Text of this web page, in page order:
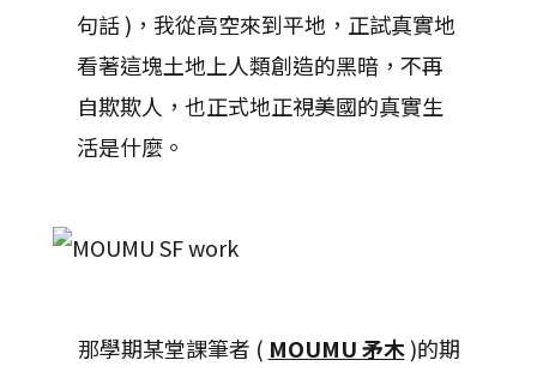
句話 )，我從高空來到平地，正試真實地
看著這塊土地上人類創造的黑暗，不再
自欺欺人，也正式地正視美國的真實生
活是什麼。
那學期某堂課筆者 ( MOUMU 矛木)的期